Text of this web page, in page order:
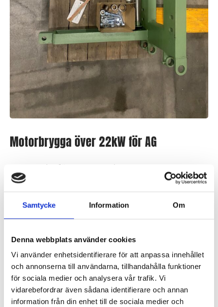
Samtycke Information Om
Denna webbplats använder cookies
Vi använder enhetsidentifierare för att anpassa innehållet
och annonserna till användarna, tillhandahålla funktioner
för sociala medier och analysera vår trafik. Vi
vidarebefordrar även sådana identifierare och annan
information från din enhet till de sociala medier och
Motorbrygga över 22kW för AG
Logga in för att se pris
Varumärke:NEUERO farm- und fördertechnik
Relaterade produkter